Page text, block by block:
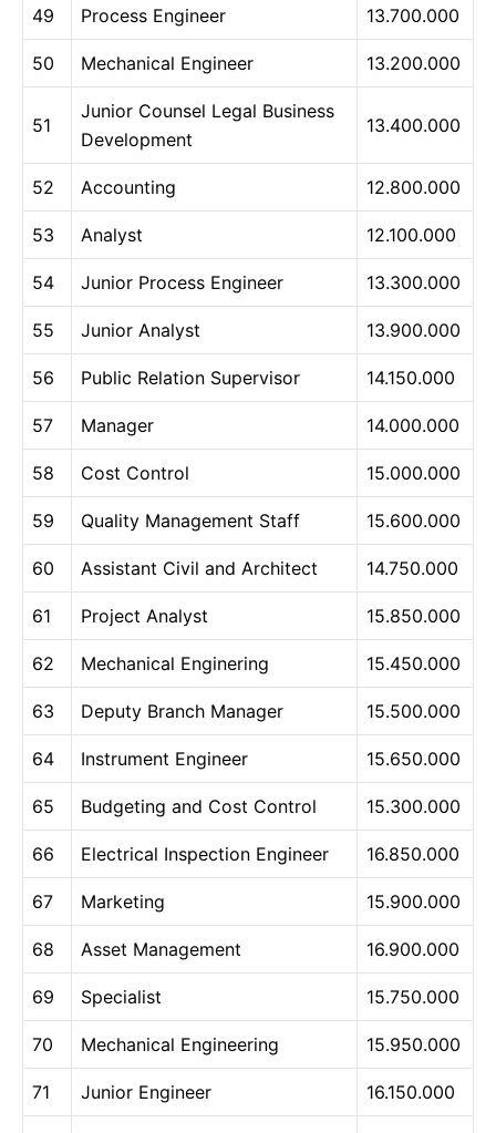
49 Process Engineer 13.700.000
50 Mechanical Engineer 13.200.000
51
Junior Counsel Legal Business
Development
13.400.000
52 Accounting 12.800.000
53 Analyst 12.100.000
54 Junior Process Engineer 13.300.000
55 Junior Analyst 13.900.000
56 Public Relation Supervisor 14.150.000
57 Manager 14.000.000
58 Cost Control 15.000.000
59 Quality Management Staff 15.600.000
60 Assistant Civil and Architect 14.750.000
61 Project Analyst 15.850.000
62 Mechanical Enginering 15.450.000
63 Deputy Branch Manager 15.500.000
64 Instrument Engineer 15.650.000
65 Budgeting and Cost Control 15.300.000
66 Electrical Inspection Engineer 16.850.000
67 Marketing 15.900.000
68 Asset Management 16.900.000
69 Specialist 15.750.000
70 Mechanical Engineering 15.950.000
71 Junior Engineer 16.150.000